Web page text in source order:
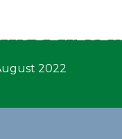
MARCHÉS PUBLICS
DES
DE
2022